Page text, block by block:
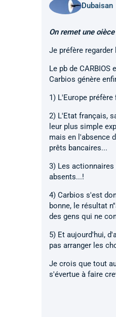
Dubaisan
On remet une
Je préfère regarder
Le pb de
Carbios génère
1) L'Europe
2) L'Etat français,
leur plus simple
mais en l'absence
prêts bancaires...
3) Les
absents...!
4) Carbios s'est
bonne, le résultat
des gens qui ne
5) Et aujourd'hui,
pas arranger les
Je crois que tout
s'évertue à faire